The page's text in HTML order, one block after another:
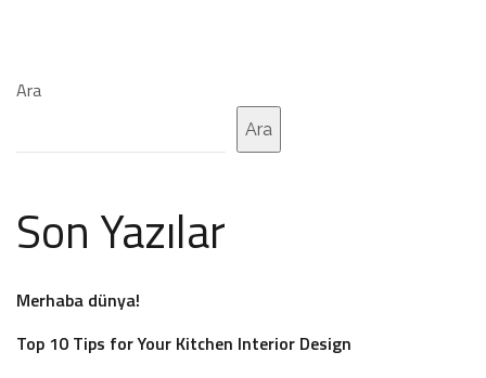
Ara
Ara
Son Yazılar
Merhaba dünya!
Top 10 Tips for Your Kitchen Interior Design